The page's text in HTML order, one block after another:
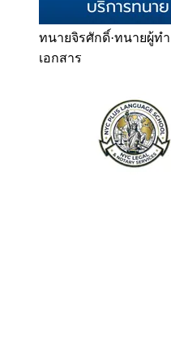
ทนายจิรศักดิ์·ทนายผู้ท
เอกสาร